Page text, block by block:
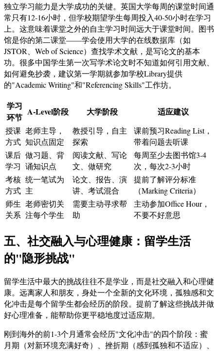
独立学习能力是大学成功的关键。英国大学每周的课堂时间通
常只有12-16小时，但学校期望学生每周投入40-50小时在学习
上。这意味着课堂之外的自主学习时间远大于课堂时间。图书
馆是你的第二课堂——学会使用大学的在线数据库（如
JSTOR、Web of Science）查找学术文献，是写论文的基本
功。很多中国学生第一次写学术论文时不知道如何引用文献、
如何避免抄袭，建议第一学期就参加学校Library提供
的"Academic Writing"和"Referencing Skills"工作坊。
学习
环节
A-Level阶段 大学阶段 适应建议
授课
方式
老师主导，
知识点固定
教授引导，自主
探索
课前预习Reading List，
带着问题去听课
课后
学习
做习题、背
诵知识点
阅读文献、写论
文、做研究
每周至少去图书馆3-4
次，每次2-3小时
考核
方式
统一笔试为
主
论文、报告、演
讲、考试混合
提前了解评分标准
（Marking Criteria）
师生
关系
老师密切关
注每个学生
需要主动寻求帮
助
主动参加Office Hour，
不要不好意思
五、社交融入与心理健康：留学生活
的"隐形挑战"
留学生活中最大的挑战往往不是学业，而是社交融入和心理健
康。远离家人和朋友，身处一个全新的文化环境，孤独感和文
化冲击是每个留学生都会经历的阶段。提前了解这些挑战并做
好心理准备，能帮助你更平稳地度过适应期。
刚到海外的前1-3个月通常会经历"文化冲击"的四个阶段：蜜
月期（对新环境充满好奇）、挫折期（感到孤独和不适应）、